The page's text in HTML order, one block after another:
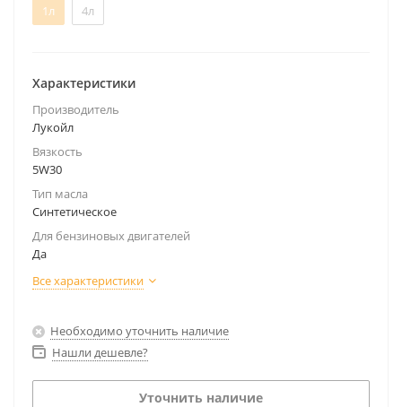
1л
4л
Характеристики
Производитель
Лукойл
Вязкость
5W30
Тип масла
Синтетическое
Для бензиновых двигателей
Да
Все характеристики
Необходимо уточнить наличие
Нашли дешевле?
Уточнить наличие